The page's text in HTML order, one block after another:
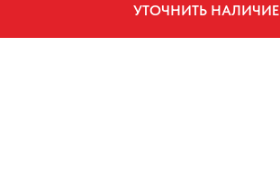
УТОЧНИТЬ НАЛИЧИЕ